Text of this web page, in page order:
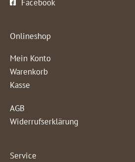
Onlineshop
Mein Konto
Warenkorb
Kasse
AGB
Widerrufserklärung
Service